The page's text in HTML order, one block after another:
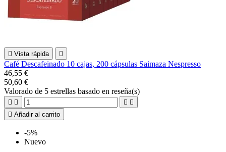
 Vista rápida 
Café Descafeinado 10 cajas, 200 cápsulas Saimaza Nespresso
46,55 €
50,60 €
Valorado de 5 estrellas basado en reseña(s)
   
 Añadir al carrito
-5%
Nuevo